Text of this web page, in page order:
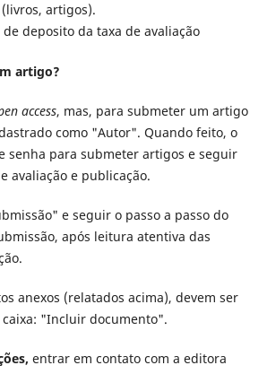
artigos).
deposito da taxa de avaliação
artigo?
access, mas, para submeter um artigo
como "Autor". Quando feito, o
senha para submeter artigos e seguir
avaliação e publicação.
e seguir o passo a passo do
após leitura atentiva das
anexos (relatados acima), devem ser
"Incluir documento".
entrar em contato com a editora